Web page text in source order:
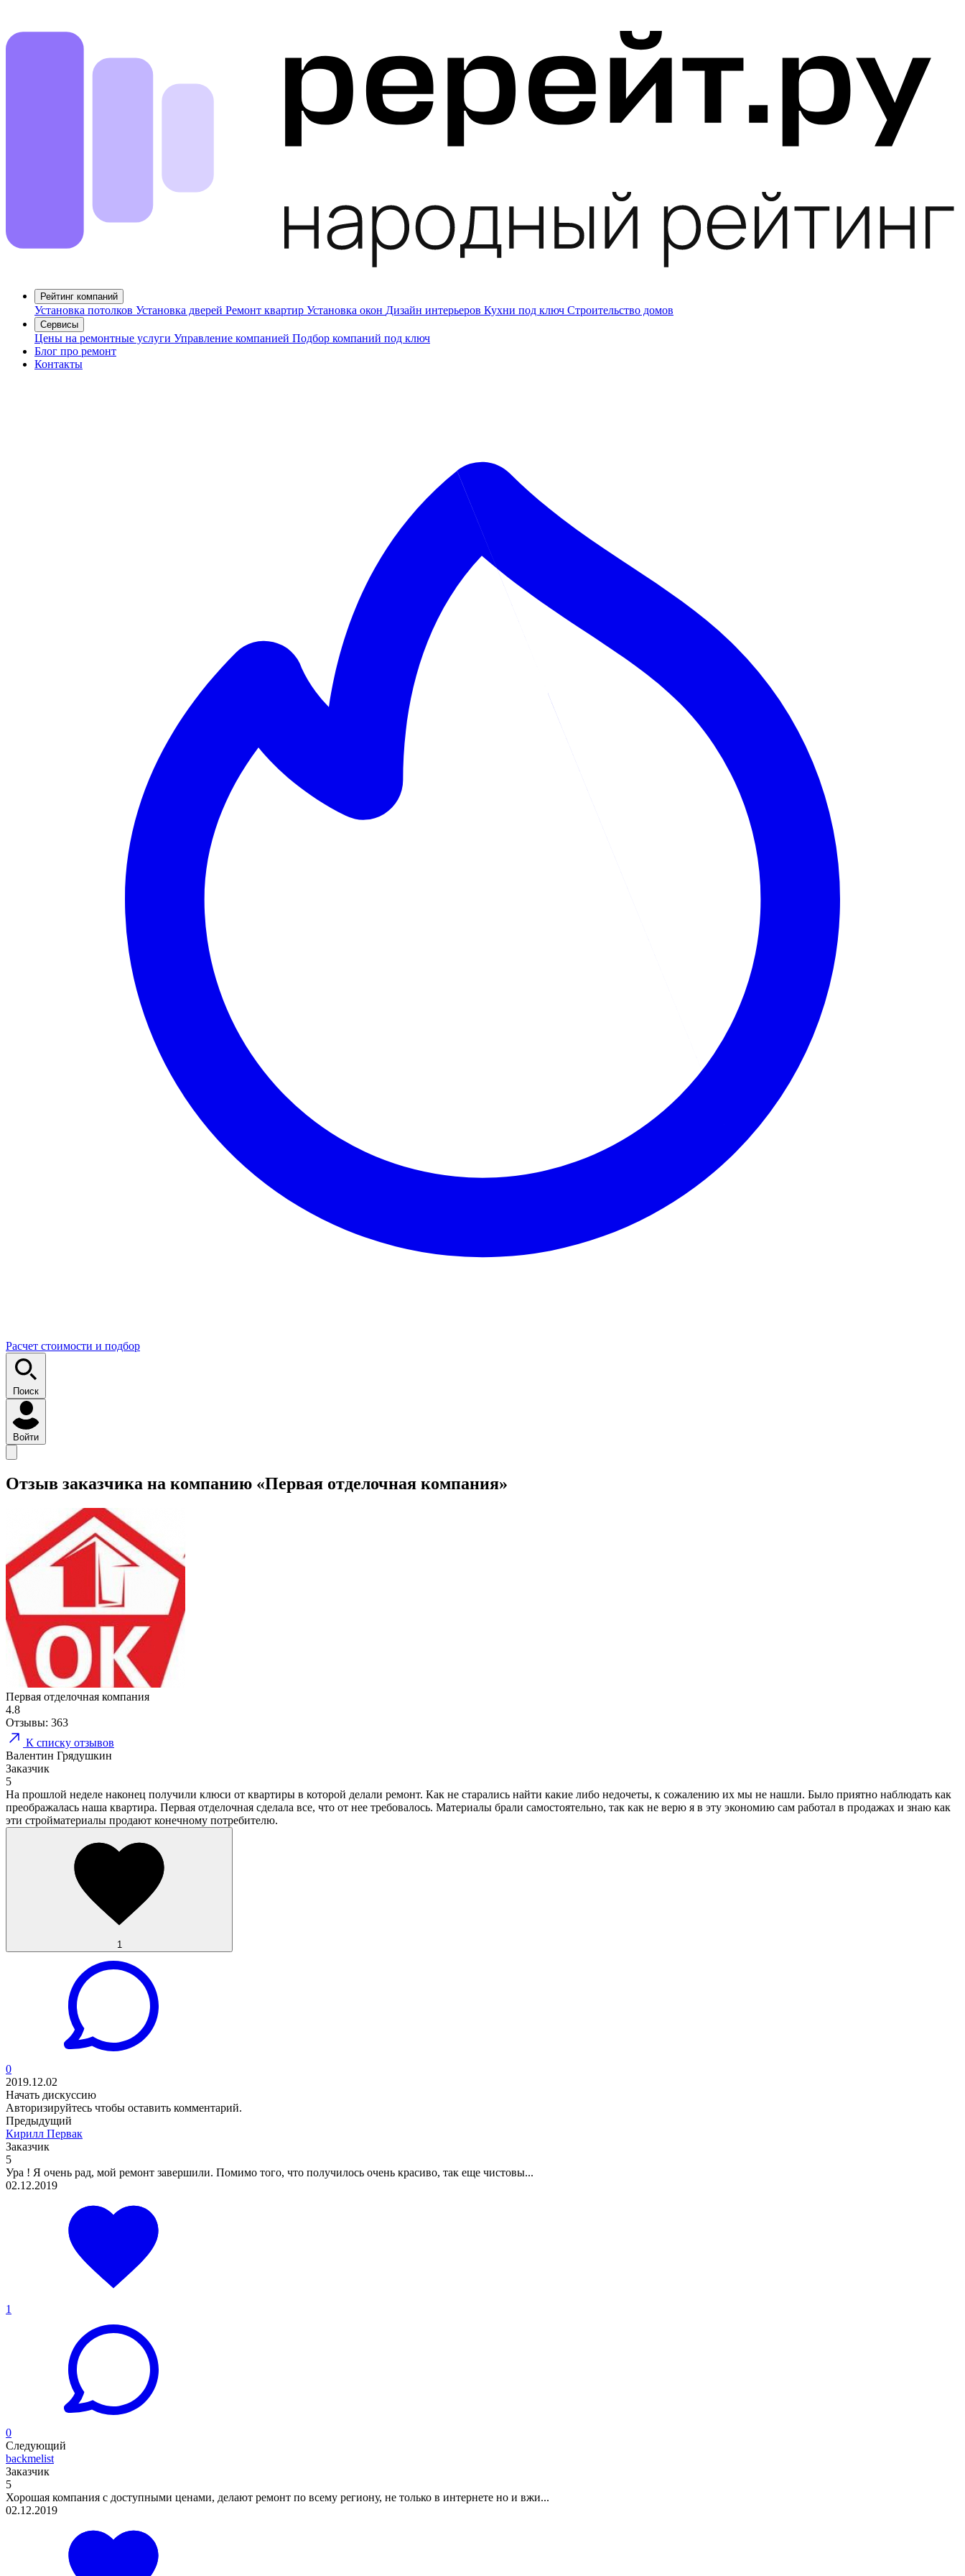
Рейтинг компаний
Установка потолков Установка дверей Ремонт квартир Установка окон Дизайн интерьеров Кухни под ключ Строительство домов
Сервисы
Цены на ремонтные услуги Управление компанией Подбор компаний под ключ
Блог про ремонт
Контакты
Расчет стоимости и подбор
Поиск
Войти
Отзыв заказчика на компанию «Первая отделочная компания»
Первая отделочная компания
4.8
Отзывы: 363
К списку отзывов
Валентин Грядушкин
Заказчик
5
На прошлой неделе наконец получили клюси от квартиры в которой делали ремонт. Как не старались найти какие либо недочеты, к сожалению их мы не нашли. Было приятно наблюдать как
преображалась наша квартира. Первая отделочная сделала все, что от нее требовалось. Материалы брали самостоятельно, так как не верю я в эту экономию сам работал в продажах и знаю как
эти стройматериалы продают конечному потребителю.
1
0
2019.12.02
Начать дискуссию
Авторизируйтесь чтобы оставить комментарий.
Предыдущий
Кирилл Первак
Заказчик
5
Ура ! Я очень рад, мой ремонт завершили. Помимо того, что получилось очень красиво, так еще чистовы...
02.12.2019
1
0
Следующий
backmelist
Заказчик
5
Хорошая компания с доступными ценами, делают ремонт по всему региону, не только в интернете но и вжи...
02.12.2019